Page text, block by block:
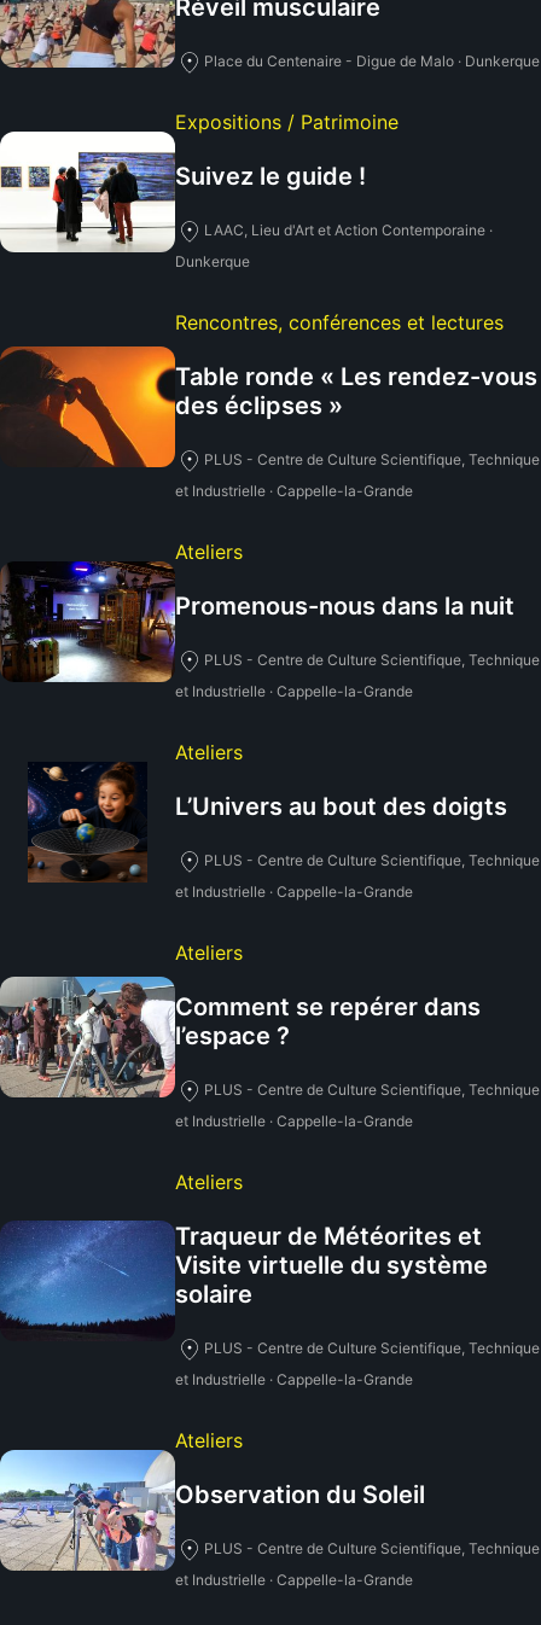
Réveil musculaire
Place du Centenaire - Digue de Malo · Dunkerque
Expositions / Patrimoine
Suivez le guide !
LAAC, Lieu d'Art et Action Contemporaine ·
Dunkerque
Rencontres, conférences et lectures
Table ronde « Les rendez-vous
des éclipses »
PLUS - Centre de Culture Scientifique, Technique
et Industrielle · Cappelle-la-Grande
Ateliers
Promenous-nous dans la nuit
PLUS - Centre de Culture Scientifique, Technique
et Industrielle · Cappelle-la-Grande
Ateliers
L’Univers au bout des doigts
PLUS - Centre de Culture Scientifique, Technique
et Industrielle · Cappelle-la-Grande
Ateliers
Comment se repérer dans
l’espace ?
PLUS - Centre de Culture Scientifique, Technique
et Industrielle · Cappelle-la-Grande
Ateliers
Traqueur de Météorites et
Visite virtuelle du système
solaire
PLUS - Centre de Culture Scientifique, Technique
et Industrielle · Cappelle-la-Grande
Ateliers
Observation du Soleil
PLUS - Centre de Culture Scientifique, Technique
et Industrielle · Cappelle-la-Grande